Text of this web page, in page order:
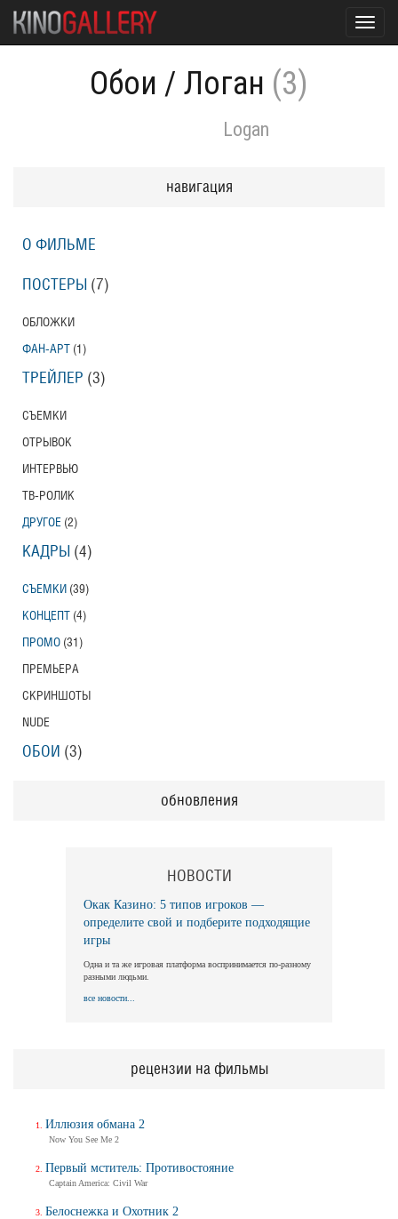
Обои / Логан (3)
Logan
навигация
О ФИЛЬМЕ
ПОСТЕРЫ (7)
ОБЛОЖКИ
ФАН-АРТ (1)
ТРЕЙЛЕР (3)
СЪЕМКИ
ОТРЫВОК
ИНТЕРВЬЮ
ТВ-РОЛИК
ДРУГОЕ (2)
КАДРЫ (4)
СЪЕМКИ (39)
КОНЦЕПТ (4)
ПРОМО (31)
ПРЕМЬЕРА
СКРИНШОТЫ
NUDE
ОБОИ (3)
обновления
НОВОСТИ
Окак Казино: 5 типов игроков —
определите свой и подберите подходящие
игры
Одна и та же игровая платформа воспринимается по-разному
разными людьми.
все новости...
рецензии на фильмы
Иллюзия обмана 2
Now You See Me 2
Первый мститель: Противостояние
Captain America: Civil War
Белоснежка и Охотник 2